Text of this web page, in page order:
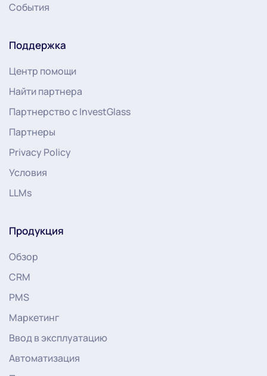
События
Поддержка
Центр помощи
Найти партнера
Партнерство с InvestGlass
Партнеры
Privacy Policy
Условия
LLMs
Продукция
Обзор
CRM
PMS
Маркетинг
Ввод в эксплуатацию
Автоматизация